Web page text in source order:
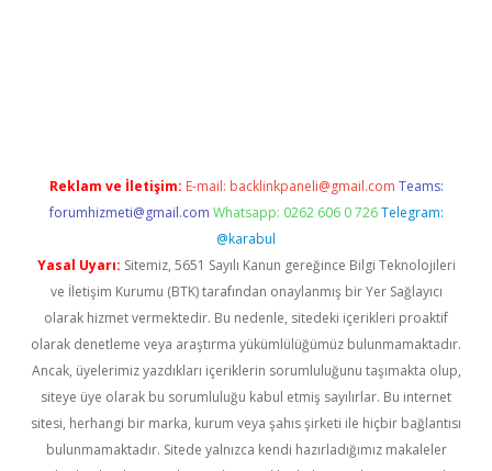
Reklam ve İletişim: E-mail: backlinkpaneli@gmail.com Teams:
forumhizmeti@gmail.com Whatsapp: 0262 606 0 726 Telegram:
@karabul
Yasal Uyarı: Sitemiz, 5651 Sayılı Kanun gereğince Bilgi Teknolojileri
ve İletişim Kurumu (BTK) tarafından onaylanmış bir Yer Sağlayıcı
olarak hizmet vermektedir. Bu nedenle, sitedeki içerikleri proaktif
olarak denetleme veya araştırma yükümlülüğümüz bulunmamaktadır.
Ancak, üyelerimiz yazdıkları içeriklerin sorumluluğunu taşımakta olup,
siteye üye olarak bu sorumluluğu kabul etmiş sayılırlar. Bu internet
sitesi, herhangi bir marka, kurum veya şahıs şirketi ile hiçbir bağlantısı
bulunmamaktadır. Sitede yalnızca kendi hazırladığımız makaleler